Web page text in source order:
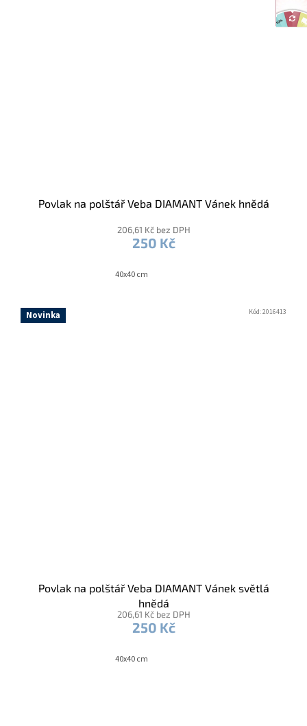
Povlak na polštář Veba DIAMANT Vánek hnědá
206,61 Kč bez DPH
250 Kč
40x40 cm
Novinka
Povlak na polštář Veba DIAMANT Vánek světlá
hnědá
206,61 Kč bez DPH
250 Kč
40x40 cm
Kód:2016413